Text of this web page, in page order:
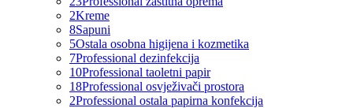
2Kreme
8Sapuni
5Ostala osobna higijena i kozmetika
7Professional dezinfekcija
10Professional taoletni papir
18Professional osvježivači prostora
2Professional ostala papirna konfekcija